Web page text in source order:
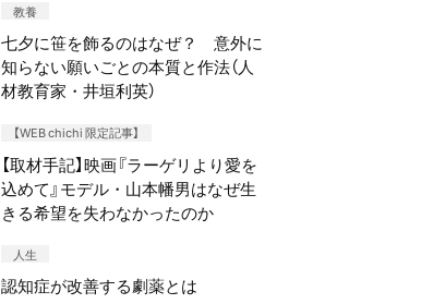
教養
七夕に笹を飾るのはなぜ？ 意外に
知らない願いごとの本質と作法（人
材教育家・井垣利英）
【WEB chichi 限定記事】
【取材手記】映画『ラーゲリより愛を
込めて』モデル・山本幡男はなぜ生
きる希望を失わなかったのか
人生
認知症が改善する劇薬とは